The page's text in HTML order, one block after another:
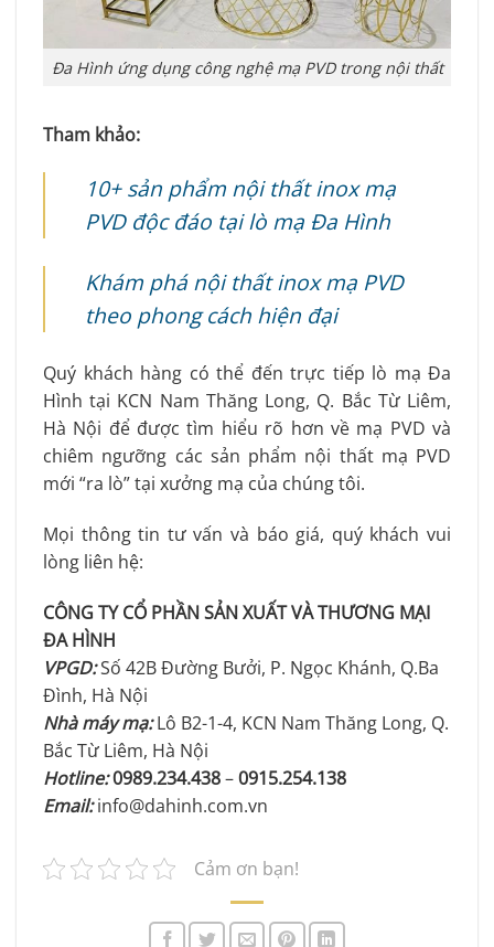
Đa Hình ứng dụng công nghệ mạ PVD trong nội thất
Tham khảo:
10+ sản phẩm nội thất inox mạ
PVD độc đáo tại lò mạ Đa Hình
Khám phá nội thất inox mạ PVD
theo phong cách hiện đại
Quý khách hàng có thể đến trực tiếp lò mạ Đa
Hình tại KCN Nam Thăng Long, Q. Bắc Từ Liêm,
Hà Nội để được tìm hiểu rõ hơn về mạ PVD và
chiêm ngưỡng các sản phẩm nội thất mạ PVD
mới “ra lò” tại xưởng mạ của chúng tôi.
Mọi thông tin tư vấn và báo giá, quý khách vui
lòng liên hệ:
CÔNG TY CỔ PHẦN SẢN XUẤT VÀ THƯƠNG MẠI
ĐA HÌNH
VPGD:Số 42B Đường Bưởi, P. Ngọc Khánh, Q.Ba
Đình, Hà Nội
Nhà máy mạ:Lô B2-1-4, KCN Nam Thăng Long, Q.
Bắc Từ Liêm, Hà Nội
Hotline:0989.234.438–0915.254.138
Email:info@dahinh.com.vn
Cảm ơn bạn!